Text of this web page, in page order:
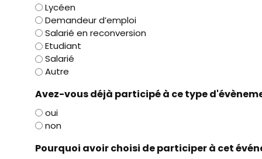
Lycéen
Demandeur d’emploi
Salarié en reconversion
Etudiant
Salarié
Autre
Avez-vous déjà participé à ce type
oui
non
Pourquoi avoir choisi de participer à cet